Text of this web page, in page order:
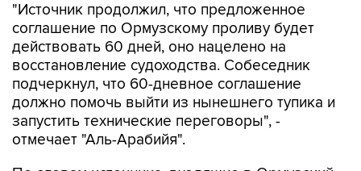
"Источник продолжил, что предложенное
соглашение по Ормузскому проливу будет
действовать 60 дней, оно нацелено на
восстановление судоходства. Собеседник
подчеркнул, что 60-дневное соглашение
должно помочь выйти из нынешнего тупика и
запустить технические переговоры", -
отмечает "Аль-Арабийя".